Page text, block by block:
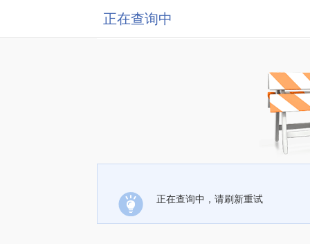
正在查询中
正在查询中，请刷新重试